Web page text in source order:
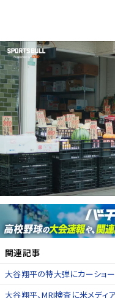
関連記事
大谷翔平の特大弾にカーショ
大谷翔平、MRI検査に米メディ